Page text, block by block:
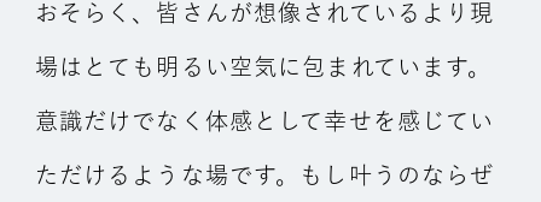
おそらく、皆さんが想像されているより現
場はとても明るい空気に包まれています。
意識だけでなく体感として幸せを感じてい
ただけるような場です。もし叶うのならぜ